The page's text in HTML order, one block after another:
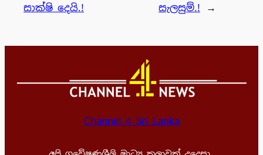
සාක්ෂි දෙයි.!
සැලසුම්.!
→
Channel 4 Sri Lanka